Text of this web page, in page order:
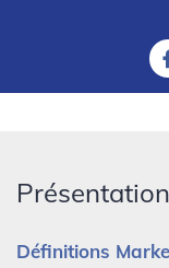
Présentation
Définitions